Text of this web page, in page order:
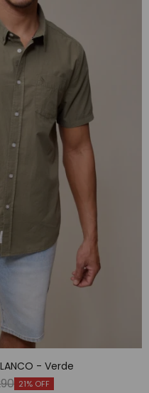
- Verde
21